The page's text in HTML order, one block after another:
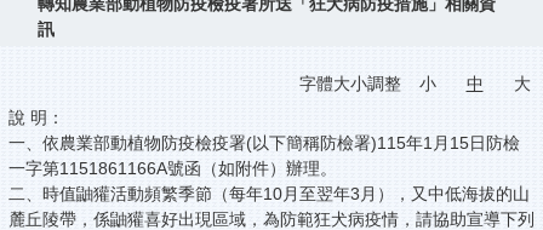
訊
字體大小調整 小 中
大
說 明：
一、依農業部動植物防疫檢疫署(以下簡稱防檢署)115年1月15日防檢
一字第1151861166A號函（如附件）辦理。
二、時值鼬獾活動頻繁季節（每年10月至翌年3月），又中低海拔的山
麓丘陵帶，係鼬獾喜好出現區域，為防範狂犬病疫情，請協助宣導下列